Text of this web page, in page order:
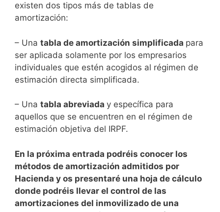
existen dos tipos más de tablas de
amortización:
– Una tabla de amortización simplificada para
ser aplica­da solamente por los empresarios
individuales que estén acogidos al régimen de
estimación directa simplificada.
– Una tabla abreviada y específica para
aquellos que se encuentren en el régimen de
estimación objetiva del IRPF.
En la próxima entrada podréis conocer los
métodos de amortización admitidos por
Hacienda y os presentaré una hoja de cálculo
donde podréis llevar el control de las
amortizaciones del inmovilizado de una